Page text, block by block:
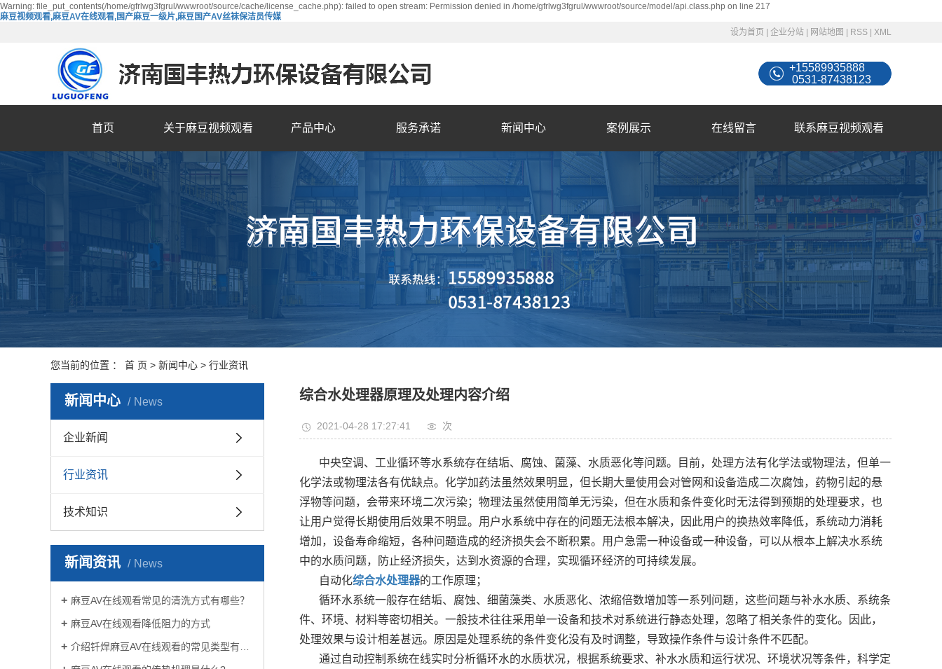
Warning: file_put_contents(/home/gfrlwg3fgrul/wwwroot/source/cache/license_cache.php): failed to open stream: Permission denied in /home/gfrlwg3fgrul/wwwroot/source/model/api.class.php on line 217
麻豆视频观看,麻豆AV在线观看,国产麻豆一级片,麻豆国产AV丝袜保洁员传媒
设为首页
企业分站 网站地图 RSS XML
+15589935888
0531-87438123
首页 关于麻豆视频观看 产品中心 服务承诺 新闻中心 案例展示 在线留言 联系麻豆视频观看
您当前的位置 ： 首 页 > 新闻中心 > 行业资讯
新闻中心 News
企业新闻
行业资讯
技术知识
新闻资讯 News
麻豆AV在线观看常见的清洗方式有哪些？
麻豆AV在线观看降低阻力的方式
介绍钎焊麻豆AV在线观看的常见类型有哪些
综合水处理器原理及处理内容介绍
2021-04-28 17:27:41 次
中央空调、工业循环等水系统存在结垢、腐蚀、菌藻、水质恶化等问题。目前，处理方法有化学法或物理法，但单一
化学法或物理法各有优缺点。化学加药法虽然效果明显，但长期大量使用会对管网和设备造成二次腐蚀，药物引起的悬
浮物等问题，会带来环境二次污染；物理法虽然使用简单无污染，但在水质和条件变化时无法得到预期的处理要求，也
让用户觉得长期使用后效果不明显。用户水系统中存在的问题无法根本解决，因此用户的换热效率降低，系统动力消耗
增加，设备寿命缩短，各种问题造成的经济损失会不断积累。用户急需一种设备或一种设备，可以从根本上解决水系统
中的水质问题，防止经济损失，达到水资源的合理，实现循环经济的可持续发展。
自动化综合水处理器的工作原理；
循环水系统一般存在结垢、腐蚀、细菌藻类、水质恶化、浓缩倍数增加等一系列问题，这些问题与补水水质、系统条
件、环境、材料等密切相关。一般技术往往采用单一设备和技术对系统进行静态处理，忽略了相关条件的变化。因此，
处理效果与设计相差甚远。原因是处理系统的条件变化没有及时调整，导致操作条件与设计条件不匹配。
通过自动控制系统在线实时分析循环水的水质状况，根据系统要求、补水水质和运行状况、环境状况等条件，科学定